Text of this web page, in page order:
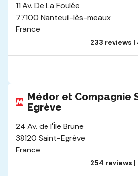
11 Av. De La Foulée
77100 Nanteuil-lès-meaux
France
233 reviews
Médor et Compagnie
Egrève
24 Av. de l'Île Brune
38120 Saint-Egrève
France
254 reviews